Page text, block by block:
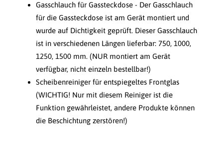
Gasschlauch für Gassteckdose - Der Gasschlauch
für die Gassteckdose ist am Gerät montiert und
wurde auf Dichtigkeit geprüft. Dieser Gasschlauch
ist in verschiedenen Längen lieferbar: 750, 1000,
1250, 1500 mm. (NUR montiert am Gerät
verfügbar, nicht einzeln bestellbar!)
Scheibenreiniger für entspiegeltes Frontglas
(WICHTIG! Nur mit diesem Reiniger ist die
Funktion gewährleistet, andere Produkte können
die Beschichtung zerstören!)